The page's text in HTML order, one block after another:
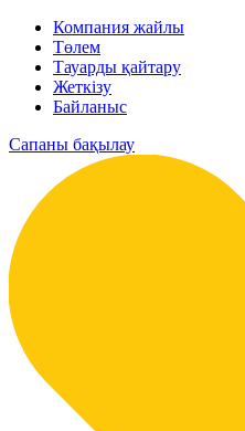
Компания жайлы
Төлем
Тауарды қайтару
Жеткізу
Байланыс
Сапаны бақылау